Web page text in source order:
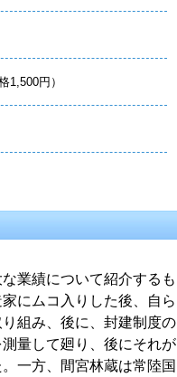
1,500円）
業績について紹介するも
にムコ入りした後、自ら
組み、後に、封建制度の
量して廻り、後にそれが
一方、間宮林蔵は常陸国